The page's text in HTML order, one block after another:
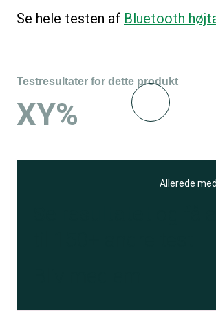
Se hele testen af Bluetooth
Testresultater for dette produkt
XY%
Allerede